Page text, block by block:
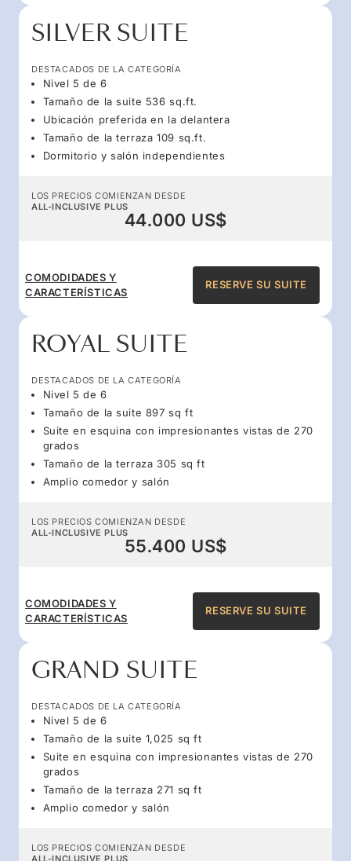
SILVER SUITE
DESTACADOS DE LA CATEGORÍA
Nivel 5 de 6
Tamaño de la suite 536 sq.ft.
Ubicación preferida en la delantera
Tamaño de la terraza 109 sq.ft.
Dormitorio y salón independientes
LOS PRECIOS COMIENZAN DESDE
ALL-INCLUSIVE PLUS
44.000 US$
COMODIDADES Y
CARACTERÍSTICAS
RESERVE SU SUITE
ROYAL SUITE
DESTACADOS DE LA CATEGORÍA
Nivel 5 de 6
Tamaño de la suite 897 sq ft
Suite en esquina con impresionantes vistas de 270
grados
Tamaño de la terraza 305 sq ft
Amplio comedor y salón
LOS PRECIOS COMIENZAN DESDE
ALL-INCLUSIVE PLUS
55.400 US$
COMODIDADES Y
CARACTERÍSTICAS
RESERVE SU SUITE
GRAND SUITE
DESTACADOS DE LA CATEGORÍA
Nivel 5 de 6
Tamaño de la suite 1,025 sq ft
Suite en esquina con impresionantes vistas de 270
grados
Tamaño de la terraza 271 sq ft
Amplio comedor y salón
LOS PRECIOS COMIENZAN DESDE
ALL-INCLUSIVE PLUS